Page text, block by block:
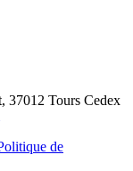
37012 Tours Cedex
de